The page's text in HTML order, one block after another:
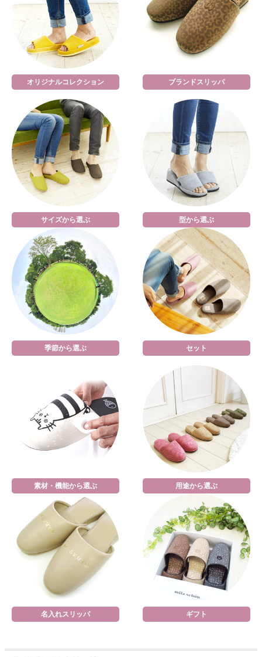
オリジナルコレクション ブランドスリッパ
サイズから選ぶ 型から選ぶ
季節から選ぶ セット
素材・機能から選ぶ 用途から選ぶ
名入れスリッパ ギフト